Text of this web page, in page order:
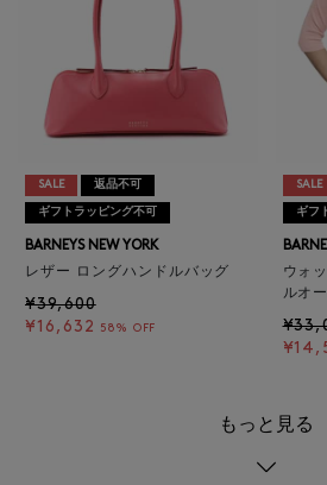
SALE 返品不可
ギフトラッピング不可
BARNEYS NEW YORK
レザー ロングハンドルバッグ
¥39,600
¥16,632
58% OFF
SALE
ギフ
ウォ
ルオ
もっと見る